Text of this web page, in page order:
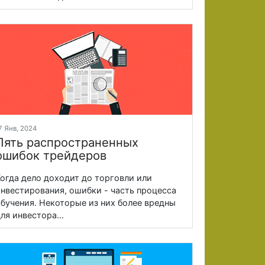
Янв, 2024
распространенных
трейдеров
дело доходит до торговли или
ошибки - часть процесса
Некоторые из них более вредны
инвестора...